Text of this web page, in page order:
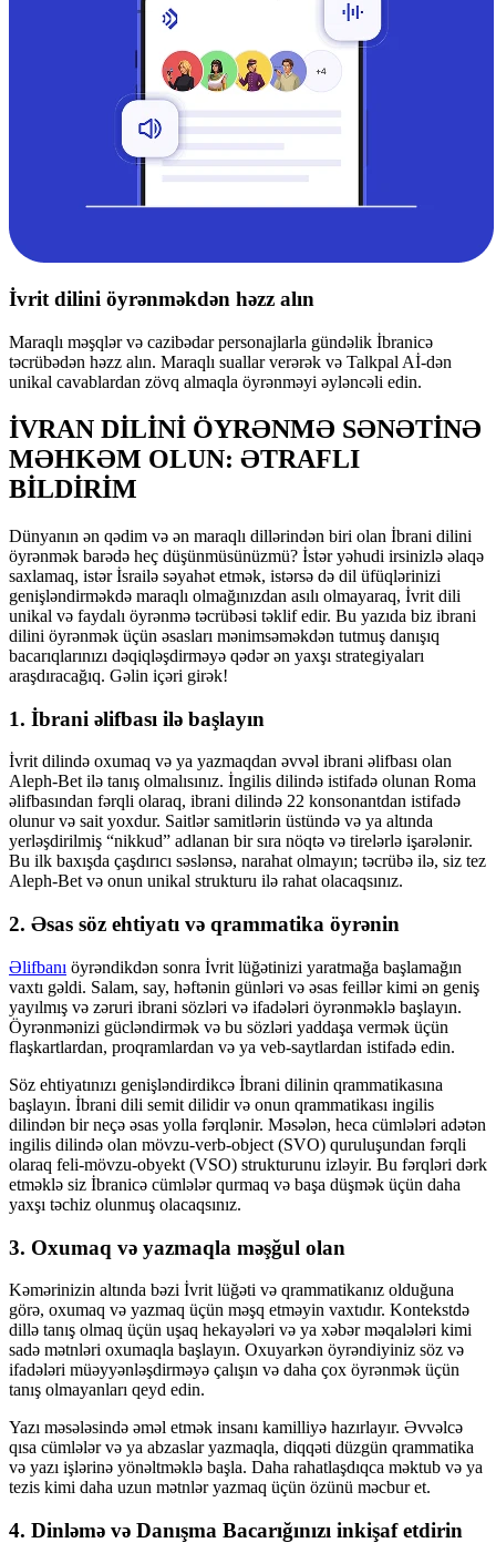
İvrit dilini öyrənməkdən həzz alın
Maraqlı məşqlər və cazibədar personajlarla gündəlik İbranicə
təcrübədən həzz alın. Maraqlı suallar verərək və Talkpal Aİ-dən
unikal cavablardan zövq almaqla öyrənməyi əyləncəli edin.
İVRAN DİLİNİ ÖYRƏNMƏ SƏNƏTİNƏ
MƏHKƏM OLUN: ƏTRAFLI
BİLDİRİM
Dünyanın ən qədim və ən maraqlı dillərindən biri olan İbrani dilini
öyrənmək barədə heç düşünmüsünüzmü? İstər yəhudi irsinizlə əlaqə
saxlamaq, istər İsrailə səyahət etmək, istərsə də dil üfüqlərinizi
genişləndirməkdə maraqlı olmağınızdan asılı olmayaraq, İvrit dili
unikal və faydalı öyrənmə təcrübəsi təklif edir. Bu yazıda biz ibrani
dilini öyrənmək üçün əsasları mənimsəməkdən tutmuş danışıq
bacarıqlarınızı dəqiqləşdirməyə qədər ən yaxşı strategiyaları
araşdıracağıq. Gəlin içəri girək!
1. İbrani əlifbası ilə başlayın
İvrit dilində oxumaq və ya yazmaqdan əvvəl ibrani əlifbası olan
Aleph-Bet ilə tanış olmalısınız. İngilis dilində istifadə olunan Roma
əlifbasından fərqli olaraq, ibrani dilində 22 konsonantdan istifadə
olunur və sait yoxdur. Saitlər samitlərin üstündə və ya altında
yerləşdirilmiş “nikkud” adlanan bir sıra nöqtə və tirelərlə işarələnir.
Bu ilk baxışda çaşdırıcı səslənsə, narahat olmayın; təcrübə ilə, siz tez
Aleph-Bet və onun unikal strukturu ilə rahat olacaqsınız.
2. Əsas söz ehtiyatı və qrammatika öyrənin
Əlifbanı öyrəndikdən sonra İvrit lüğətinizi yaratmağa başlamağın
vaxtı gəldi. Salam, say, həftənin günləri və əsas feillər kimi ən geniş
yayılmış və zəruri ibrani sözləri və ifadələri öyrənməklə başlayın.
Öyrənmənizi gücləndirmək və bu sözləri yaddaşa vermək üçün
flaşkartlardan, proqramlardan və ya veb-saytlardan istifadə edin.
Söz ehtiyatınızı genişləndirdikcə İbrani dilinin qrammatikasına
başlayın. İbrani dili semit dilidir və onun qrammatikası ingilis
dilindən bir neçə əsas yolla fərqlənir. Məsələn, heca cümlələri adətən
ingilis dilində olan mövzu-verb-object (SVO) quruluşundan fərqli
olaraq feli-mövzu-obyekt (VSO) strukturunu izləyir. Bu fərqləri dərk
etməklə siz İbranicə cümlələr qurmaq və başa düşmək üçün daha
yaxşı təchiz olunmuş olacaqsınız.
3. Oxumaq və yazmaqla məşğul olan
Kəmərinizin altında bəzi İvrit lüğəti və qrammatikanız olduğuna
görə, oxumaq və yazmaq üçün məşq etməyin vaxtıdır. Kontekstdə
dillə tanış olmaq üçün uşaq hekayələri və ya xəbər məqalələri kimi
sadə mətnləri oxumaqla başlayın. Oxuyarkən öyrəndiyiniz söz və
ifadələri müəyyənləşdirməyə çalışın və daha çox öyrənmək üçün
tanış olmayanları qeyd edin.
Yazı məsələsində əməl etmək insanı kamilliyə hazırlayır. Əvvəlcə
qısa cümlələr və ya abzaslar yazmaqla, diqqəti düzgün qrammatika
və yazı işlərinə yönəltməklə başla. Daha rahatlaşdıqca məktub və ya
tezis kimi daha uzun mətnlər yazmaq üçün özünü məcbur et.
4. Dinləmə və Danışma Bacarığınızı inkişaf etdirin